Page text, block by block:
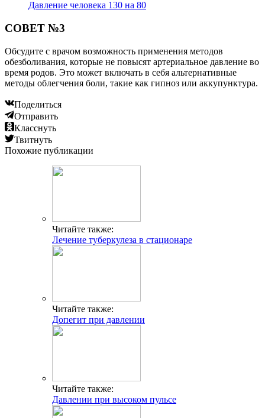
Давление человека 130 на 80
СОВЕТ №3
Обсудите с врачом возможность применения методов
обезболивания, которые не повысят артериальное давление во
время родов. Это может включать в себя альтернативные
методы облегчения боли, такие как гипноз или аккупунктура.
Поделиться
Отправить
Класснуть
Твитнуть
Похожие публикации
Читайте также:
Лечение туберкулеза в стационаре
Читайте также:
Допегит при давлении
Читайте также:
Давлении при высоком пульсе